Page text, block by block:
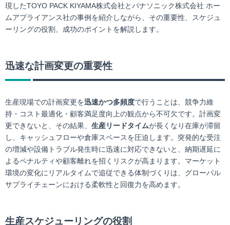
現したTOYO PACK KIYAMA株式会社とパナソニック株式会社 ホー
ムアプライアンス社の事例を紹介しながら、その重要性、スケジュ
ーリングの役割、成功のポイントを解説します。
迅速な計画変更の重要性
生産現場での計画変更を迅速かつ多頻度で行うことは、競争力維
持・コスト最適化・顧客満足度向上の観点から不可欠です。計画変
更できないと、その結果、 生産リードタイムが長くなり在庫が滞留
し、キャッシュフローや倉庫スペースを圧迫します。突発的な受注
の増減や設備トラブル発生時に迅速に対応できないと、納期遅延に
よるペナルティや顧客離れを招くリスクが高まります。マーケット
環境の変化にリアルタイムで追従できる体制づくりは、グローバル
サプライチェーンにおける柔軟性と回復力を高めます。
生産スケジューリングの役割